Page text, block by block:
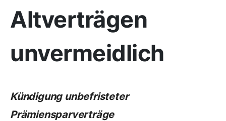
Altverträgen
unvermeidlich
Kündigung unbefristeter
Prämiensparverträge